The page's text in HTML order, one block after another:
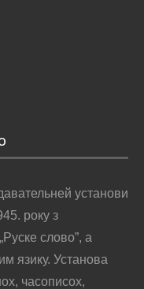
установи
року з
слово”, а
язику. Установа
часописох,